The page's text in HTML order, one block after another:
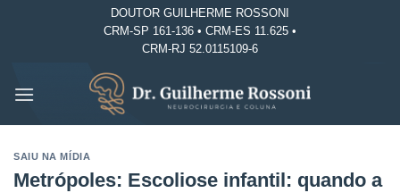
DOUTOR GUILHERME ROSSONI
CRM-SP 161-136 • CRM-ES 11.625 •
CRM-RJ 52.0115109-6
SAIU NA MÍDIA
Metrópoles: Escoliose infantil: quando a